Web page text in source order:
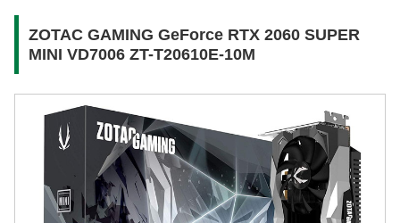
ZOTAC GAMING GeForce RTX 2060 SUPER
MINI VD7006 ZT-T20610E-10M